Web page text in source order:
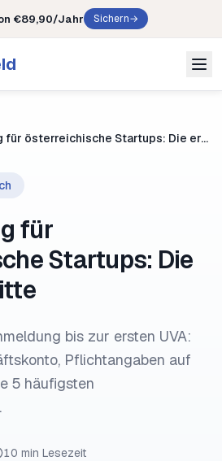
€89,90/Jahr Sichern→
Buchhaltung für österreichische Startups: Die ersten Schritte
für
Startups: Die
bis zur ersten UVA:
Pflichtangaben auf
5 häufigsten
10 min Lesezeit